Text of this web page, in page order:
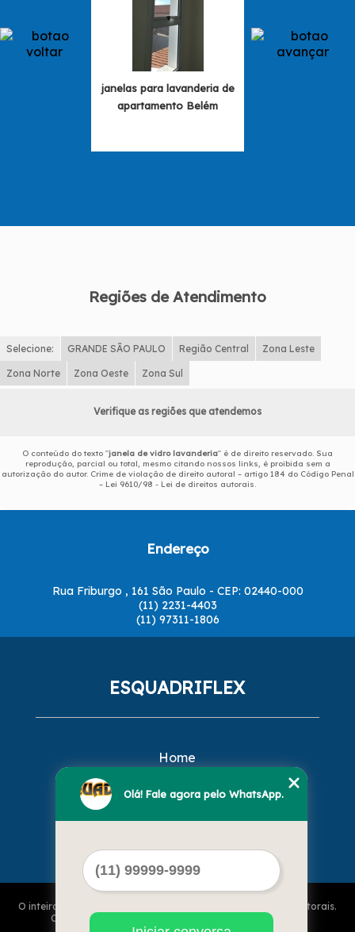
janelas para lavanderia de
apartamento Belém
Regiões de Atendimento
Selecione: GRANDE SÃO PAULO Região Central Zona Leste
Zona Norte Zona Oeste Zona Sul
Verifique as regiões que atendemos
O conteúdo do texto "janela de vidro lavanderia" é de direito reservado. Sua
reprodução, parcial ou total, mesmo citando nossos links, é proibida sem a
autorização do autor. Crime de violação de direito autoral – artigo 184 do Código Penal
– Lei 9610/98 - Lei de direitos autorais.
Endereço
Rua Friburgo , 161 São Paulo - CEP: 02440-000
(11) 2231-4403
(11) 97311-1806
ESQUADRIFLEX
Home
Missão
Serviços
Contato
O inteiro teor deste site está sujeito à proteção de direitos autorais.
Copyright© ESQUADRIFLEX (Lei 9610 de 19/02/1998)
Olá! Fale agora pelo WhatsApp.